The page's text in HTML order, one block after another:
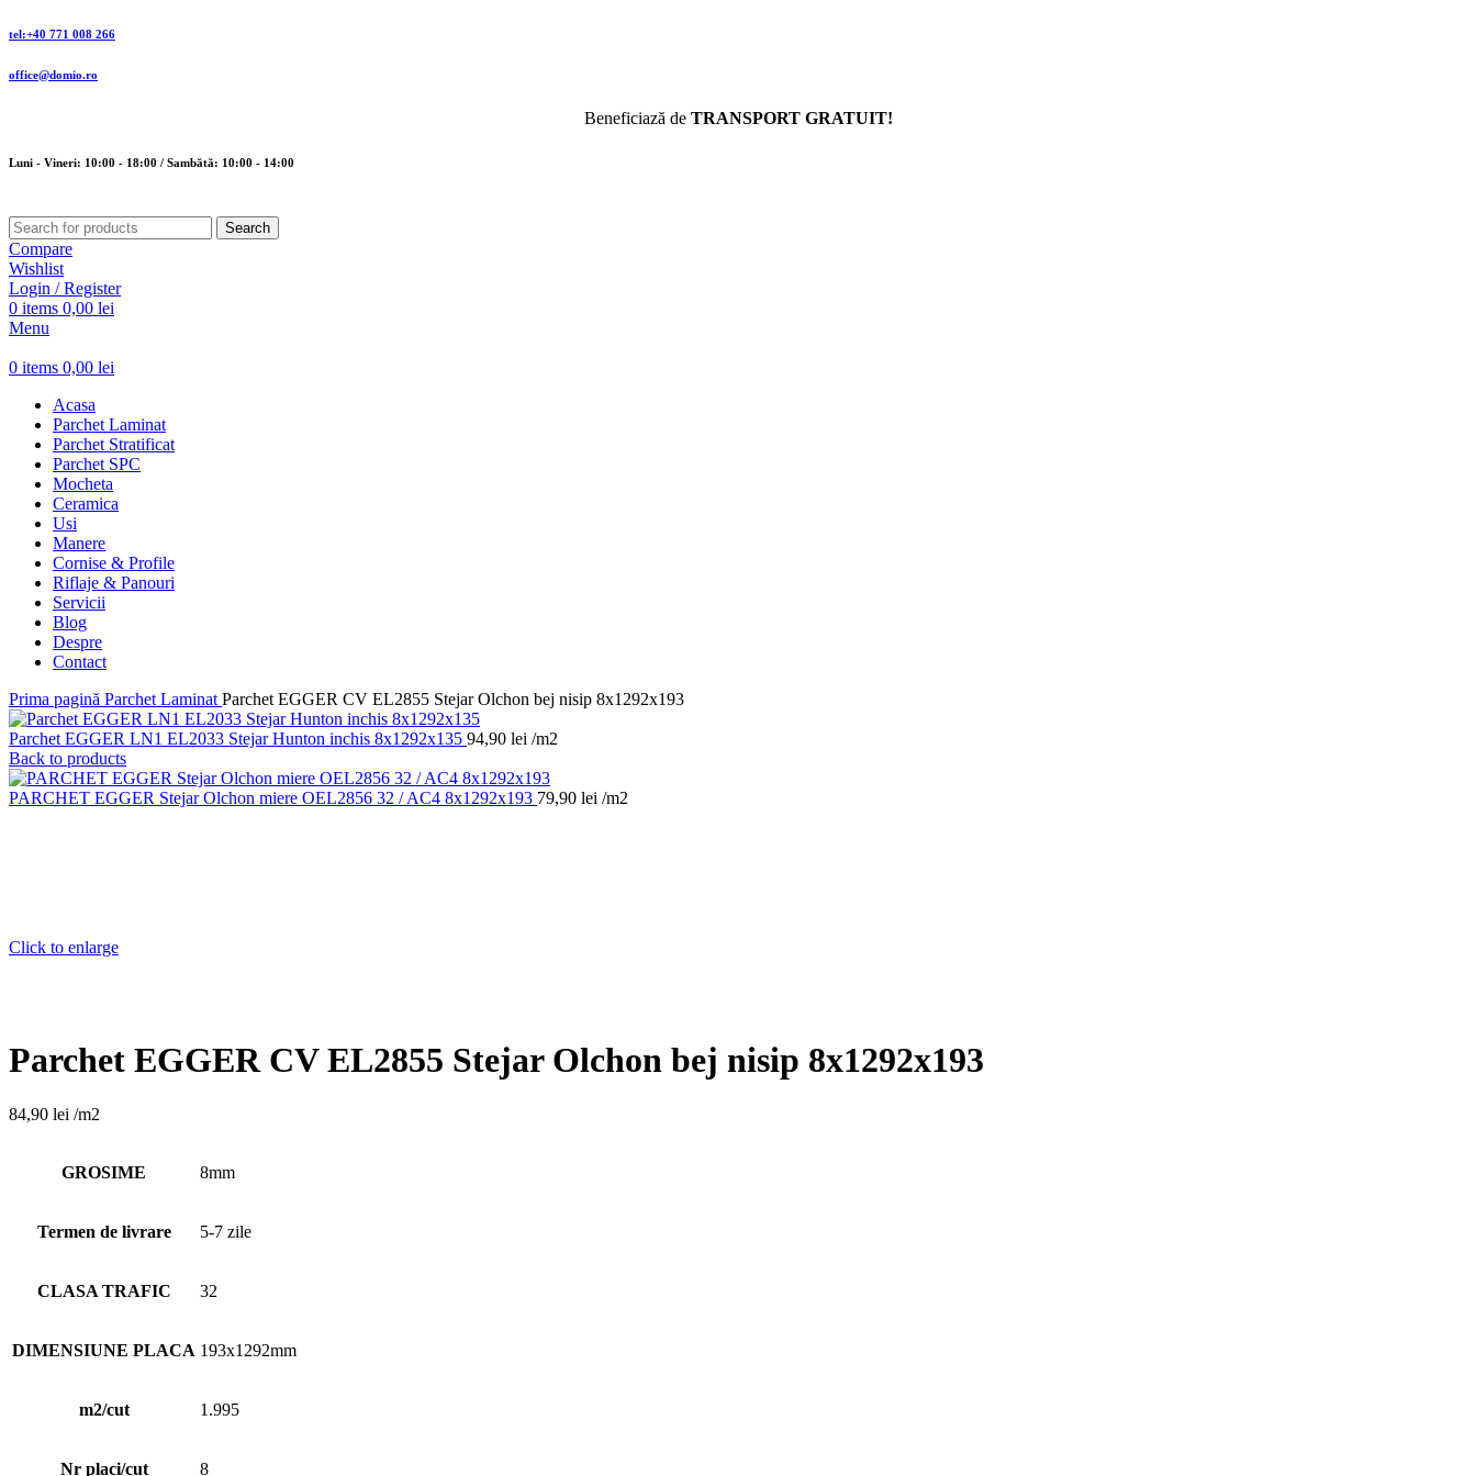
tel:+40 771 008 266
office@domio.ro
Beneficiază de TRANSPORT GRATUIT!
Luni - Vineri: 10:00 - 18:00 / Sambătă: 10:00 - 14:00
Search
Compare
Wishlist
Login / Register
0 items 0,00 lei
Menu
0 items 0,00 lei
Acasa
Parchet Laminat
Parchet Stratificat
Parchet SPC
Mocheta
Ceramica
Usi
Manere
Cornise & Profile
Riflaje & Panouri
Servicii
Blog
Despre
Contact
Prima pagină Parchet Laminat Parchet EGGER CV EL2855 Stejar Olchon bej nisip 8x1292x193
Parchet EGGER LN1 EL2033 Stejar Hunton inchis 8x1292x135 94,90 lei /m2
Back to products
PARCHET EGGER Stejar Olchon miere OEL2856 32 / AC4 8x1292x193 79,90 lei /m2
Click to enlarge
Parchet EGGER CV EL2855 Stejar Olchon bej nisip 8x1292x193
84,90 lei /m2
GROSIME 8mm
Termen de livrare 5-7 zile
CLASA TRAFIC 32
DIMENSIUNE PLACA 193x1292mm
m2/cut 1.995
Nr placi/cut 8